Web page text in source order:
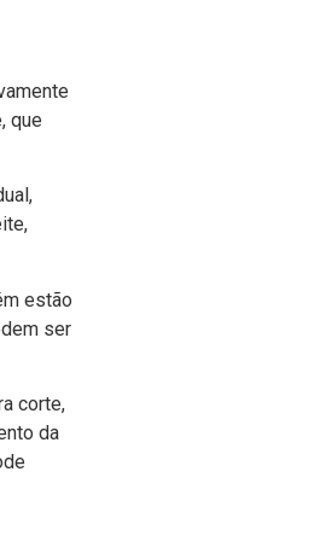
que
estão
ser
corte,
da